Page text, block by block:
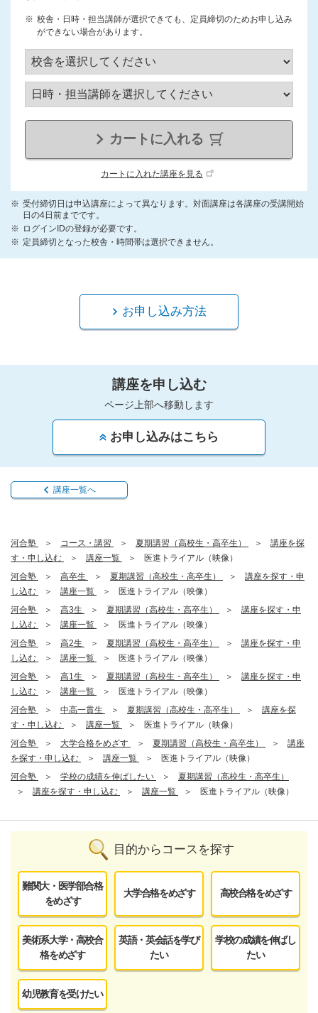
校舎・日時・担当講師が選択できても、定員締切のためお申し込み
ができない場合があります。
カートに入れる
カートに入れた講座を見る
受付締切日は申込講座によって異なります。対面講座は各講座の受講開始
日の4日前までです。
ログインIDの登録が必要です。
定員締切となった校舎・時間帯は選択できません。
お申し込み方法
講座を申し込む
ページ上部へ移動します
お申し込みはこちら
講座一覧へ
河合塾 コース・講習 夏期講習（高校生・高卒生）
講座を探
す・申し込む
講座一覧
医進トライアル（映像）
河合塾
高卒生 夏期講習（高校生・高卒生）
講座を探す・申
し込む
講座一覧
医進トライアル（映像）
河合塾
高3生 夏期講習（高校生・高卒生）
講座を探す・申
し込む
講座一覧
医進トライアル（映像）
河合塾
高2生 夏期講習（高校生・高卒生）
講座を探す・申
し込む
講座一覧
医進トライアル（映像）
河合塾
高1生 夏期講習（高校生・高卒生）
講座を探す・申
し込む
講座一覧
医進トライアル（映像）
河合塾
中高一貫生 夏期講習（高校生・高卒生）
講座を探
す・申し込む
講座一覧
医進トライアル（映像）
河合塾
大学合格をめざす 夏期講習（高校生・高卒生）
講座
を探す・申し込む
講座一覧
医進トライアル（映像）
河合塾
学校の成績を伸ばしたい
夏期講習（高校生・高卒生）
講座を探す・申し込む
講座一覧 医進トライアル（映像）
目的からコースを探す
難関大・医学部合格
をめざす
大学合格をめざす 高校合格をめざす
美術系大学・高校合
格をめざす
英語・英会話を学び
たい
学校の成績を伸ばし
たい
幼児教育を受けたい